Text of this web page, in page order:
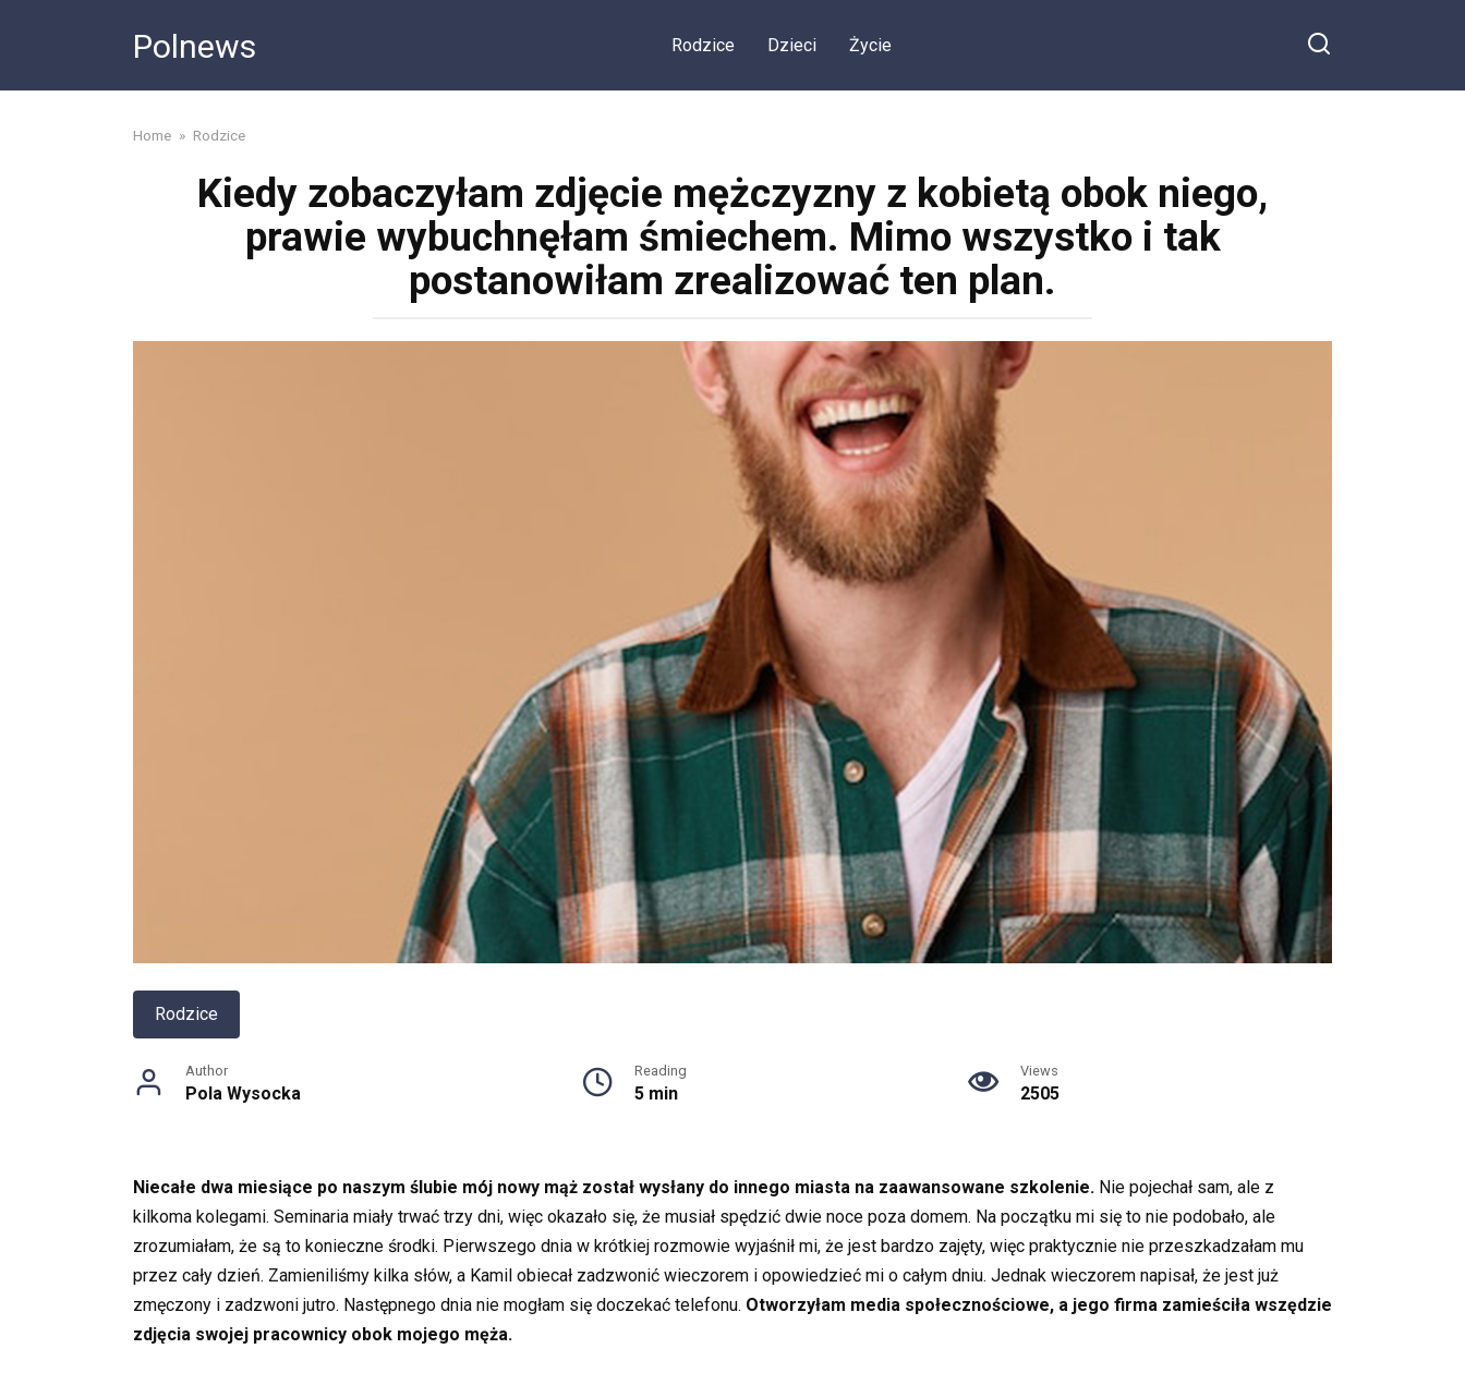
Polnews Rodzice Dzieci Życie
Home » Rodzice
Kiedy zobaczyłam zdjęcie mężczyzny z kobietą obok niego,
prawie wybuchnęłam śmiechem. Mimo wszystko i tak
postanowiłam zrealizować ten plan.
Rodzice
Author
Pola Wysocka
Reading
5 min
Views
2505
Niecałe dwa miesiące po naszym ślubie mój nowy mąż został wysłany do innego miasta na zaawansowane szkolenie. Nie pojechał sam, ale z
kilkoma kolegami. Seminaria miały trwać trzy dni, więc okazało się, że musiał spędzić dwie noce poza domem. Na początku mi się to nie podobało, ale
zrozumiałam, że są to konieczne środki. Pierwszego dnia w krótkiej rozmowie wyjaśnił mi, że jest bardzo zajęty, więc praktycznie nie przeszkadzałam mu
przez cały dzień. Zamieniliśmy kilka słów, a Kamil obiecał zadzwonić wieczorem i opowiedzieć mi o całym dniu. Jednak wieczorem napisał, że jest już
zmęczony i zadzwoni jutro. Następnego dnia nie mogłam się doczekać telefonu. Otworzyłam media społecznościowe, a jego firma zamieściła wszędzie
zdjęcia swojej pracownicy obok mojego męża.